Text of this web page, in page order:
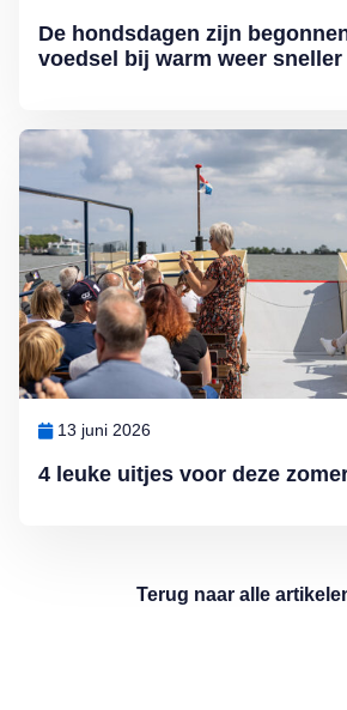
De hondsdagen zijn
voedsel bij warm weer
4 leuke uitjes voor deze
13 juni 2026
Lees meer over 4 leuke uitjes voor deze
Terug naar alle